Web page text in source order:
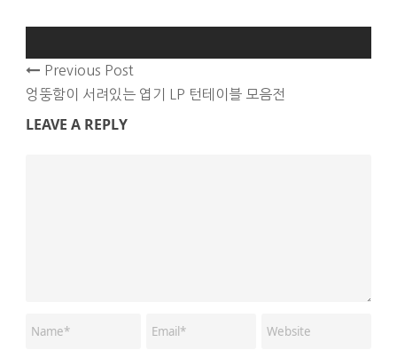
Previous Post
엉뚱함이 서려있는 엽기 LP 턴테이블 모음전
LEAVE A REPLY